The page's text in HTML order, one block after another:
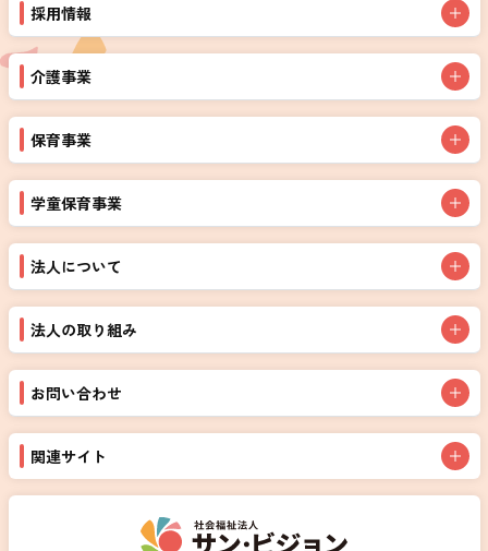
採用情報
介護事業
保育事業
学童保育事業
法人について
法人の取り組み
お問い合わせ
関連サイト